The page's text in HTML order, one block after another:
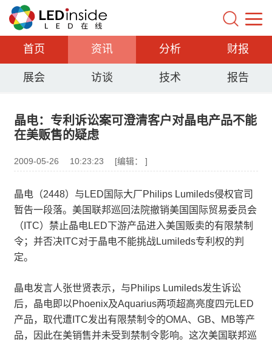
首页 资讯 分析 财报
展会 访谈 技术 报告
晶电：专利诉讼案可澄清客户对晶电产品不能
在美贩售的疑虑
2009-05-26 10:23:23 [编辑： ]
晶电（2448）与LED国际大厂Philips Lumileds侵权官司
暂告一段落。美国联邦巡回法院撤销美国国际贸易委员会
（ITC）禁止晶电LED下游产品进入美国贩卖的有限禁制
令；并否决ITC对于晶电不能挑战Lumileds专利权的判
定。
晶电发言人张世贤表示，与Philips Lumileds发生诉讼
后，晶电即以Phoenix及Aquarius两项超高亮度四元LED
产品，取代遭ITC发出有限禁制令的OMA、GB、MB等产
品，因此在美销售并未受到禁制令影响。这次美国联邦巡